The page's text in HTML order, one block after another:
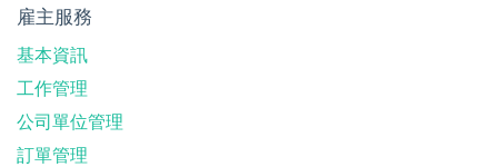
雇主服務
基本資訊
工作管理
公司單位管理
訂單管理